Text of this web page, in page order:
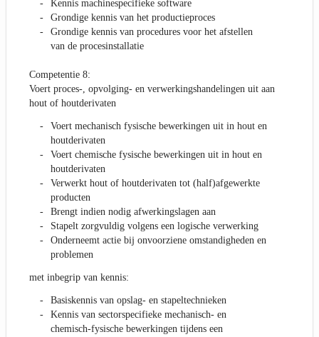
Kennis machinespecifieke software
Grondige kennis van het productieproces
Grondige kennis van procedures voor het afstellen
van de procesinstallatie
Competentie 8:
Voert proces-, opvolging- en verwerkingshandelingen uit aan
hout of houtderivaten
Voert mechanisch fysische bewerkingen uit in hout en
houtderivaten
Voert chemische fysische bewerkingen uit in hout en
houtderivaten
Verwerkt hout of houtderivaten tot (half)afgewerkte
producten
Brengt indien nodig afwerkingslagen aan
Stapelt zorgvuldig volgens een logische verwerking
Onderneemt actie bij onvoorziene omstandigheden en
problemen
met inbegrip van kennis:
Basiskennis van opslag- en stapeltechnieken
Kennis van sectorspecifieke mechanisch- en
chemisch-fysische bewerkingen tijdens een